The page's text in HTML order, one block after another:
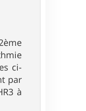
ci-
par
à